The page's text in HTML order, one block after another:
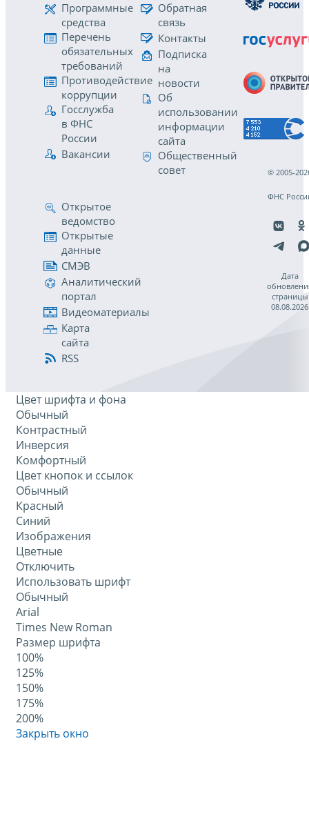
Программные
средства
Перечень
обязательных
требований
Противодействие
коррупции
Госслужба
в ФНС
России
Вакансии
Обратная
связь
Контакты
Подписка
на
новости
Об
использовании
информации
сайта
Общественный
совет
Открытое
ведомство
Открытые
данные
СМЭВ
Аналитический
портал
Видеоматериалы
Карта
сайта
RSS
© 2005-
ФНС
Дата
страницы
08.08.2026
Цвет шрифта и фона
Обычный
Контрастный
Инверсия
Комфортный
Цвет кнопок и ссылок
Обычный
Красный
Синий
Изображения
Цветные
Отключить
Использовать шрифт
Обычный
Arial
Times New Roman
Размер шрифта
100%
125%
150%
175%
200%
Закрыть окно